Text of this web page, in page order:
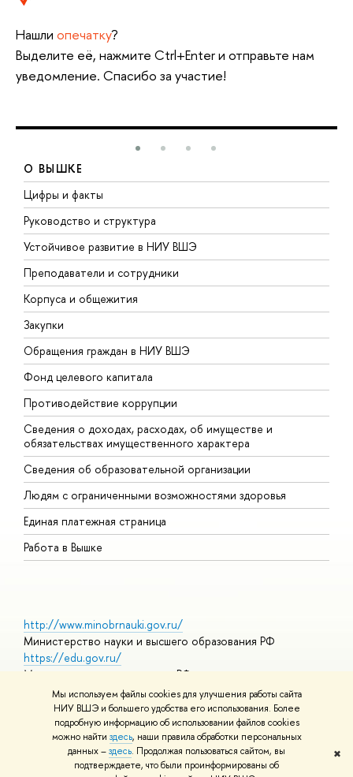
Мы используем файлы cookies для улучшения работы сайта
НИУ ВШЭ и большего удобства его использования. Более
подробную информацию об использовании файлов cookies
можно найти здесь, наши правила обработки персональных
данных –здесь. Продолжая пользоваться сайтом, вы
подтверждаете, что были проинформированы об
✖
Нашли опечатку?
Выделите её, нажмите Ctrl+Enter и отправьте нам
уведомление. Спасибо за участие!
О ВЫШКЕ
Цифры и факты
Руководство и структура
Устойчивое развитие в НИУ ВШЭ
Преподаватели и сотрудники
Корпуса и общежития
Закупки
Обращения граждан в НИУ ВШЭ
Фонд целевого капитала
Противодействие коррупции
Сведения о доходах, расходах, об имуществе и
обязательствах имущественного характера
Сведения об образовательной организации
Людям с ограниченными возможностями здоровья
Единая платежная страница
Работа в Вышке
http://www.minobrnauki.gov.ru/
Министерство науки и высшего образования РФ
https://edu.gov.ru/
Министерство просвещения РФ
https://elearning.hse.ru/mooc
Массовые открытые онлайн-курсы
© НИУ ВШЭ 1993–2026 Адреса и контактыУсловия
использования материалов Политика конфиденциальности